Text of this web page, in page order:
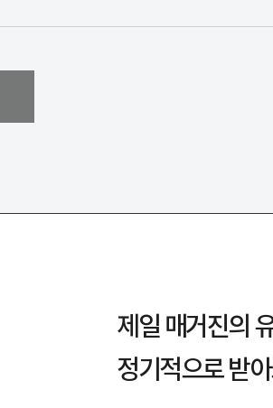
제일 매거진의
정기적으로 받